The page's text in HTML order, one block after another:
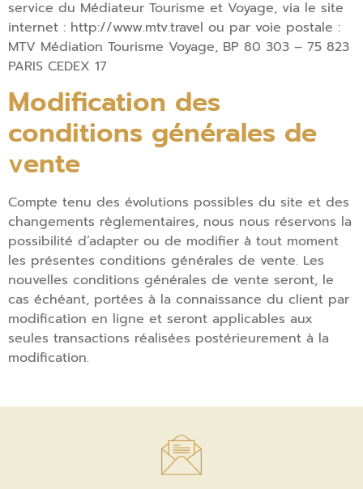
service du Médiateur Tourisme et Voyage, via le site
internet : http://www.mtv.travel ou par voie postale :
MTV Médiation Tourisme Voyage, BP 80 303 – 75 823
PARIS CEDEX 17
Modification des
conditions générales de
vente
Compte tenu des évolutions possibles du site et des
changements règlementaires, nous nous réservons la
possibilité d’adapter ou de modifier à tout moment
les présentes conditions générales de vente. Les
nouvelles conditions générales de vente seront, le
cas échéant, portées à la connaissance du client par
modification en ligne et seront applicables aux
seules transactions réalisées postérieurement à la
modification.